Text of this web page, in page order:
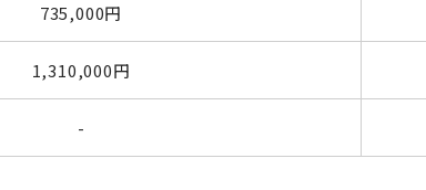
735,000円
1,310,000円
-